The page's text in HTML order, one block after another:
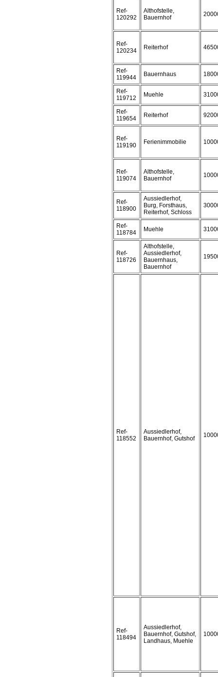
Ref-
120292
Althofstelle,
Bauernhof
Ref-
120234
Reiterhof
Ref-
119944
Bauernhaus
Ref-
119712
Muehle
Ref-
119654
Reiterhof
Ref-
119190
Ferienimmobilie
Ref-
119074
Althofstelle,
Bauernhof
Ref-
118900
Aussiedlerhof,
Burg, Forsthaus,
Reiterhof, Schloss
Ref-
118784
Muehle
Ref-
118726
Althofstelle,
Aussiedlerhof,
Bauernhaus,
Bauernhof
Ref-
118552
Aussiedlerhof,
Bauernhof, Gutshof
Ref-
118494
Aussiedlerhof,
Bauernhof, Gutshof,
Landhaus, Muehle